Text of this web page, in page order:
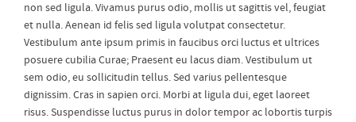
non sed ligula. Vivamus purus odio, mollis ut sagittis vel, feugiat
et nulla. Aenean id felis sed ligula volutpat consectetur.
Vestibulum ante ipsum primis in faucibus orci luctus et ultrices
posuere cubilia Curae; Praesent eu lacus diam. Vestibulum ut
sem odio, eu sollicitudin tellus. Sed varius pellentesque
dignissim. Cras in sapien orci. Morbi at ligula dui, eget laoreet
risus. Suspendisse luctus purus in dolor tempor ac lobortis turpis